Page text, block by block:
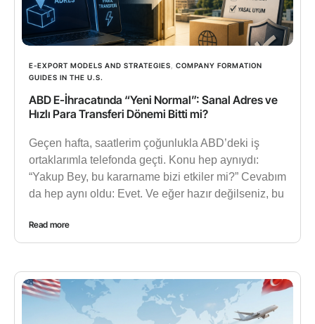
E-EXPORT MODELS AND STRATEGIES
COMPANY FORMATION
GUIDES IN THE U.S.
ABD E-İhracatında “Yeni Normal”: Sanal Adres ve
Hızlı Para Transferi Dönemi Bitti mi?
Geçen hafta, saatlerim çoğunlukla ABD’deki iş
ortaklarımla telefonda geçti. Konu hep aynıydı:
“Yakup Bey, bu kararname bizi etkiler mi?” Cevabım
da hep aynı oldu: Evet. Ve eğer hazır değilseniz, bu
Read more